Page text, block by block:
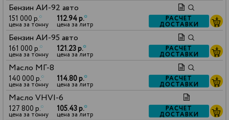
Бензин АИ-92 авто
151 000 р.*
цена за тонну
112.94 р.*
цена за литр
РАСЧЕТ
ДОСТАВКИ
Бензин АИ-95 авто
161 000 р.*
цена за тонну
121.23 р.*
цена за литр
РАСЧЕТ
ДОСТАВКИ
Масло МГ-8
140 000 р.*
цена за тонну
114.80 р.*
цена за литр
РАСЧЕТ
ДОСТАВКИ
Масло VHVI-6
127 800 р.*
цена за тонну
105.43 р.*
цена за литр
РАСЧЕТ
ДОСТАВКИ